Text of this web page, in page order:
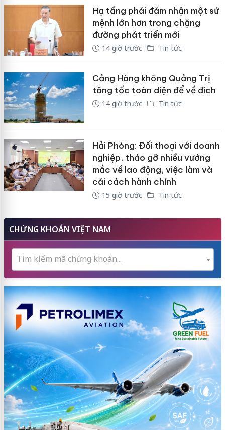
Hạ tầng phải đảm nhận một sứ
mệnh lớn hơn trong chặng
đường phát triển mới
14 giờ trước Tin tức
Cảng Hàng không Quảng Trị
tăng tốc toàn diện để về đích
14 giờ trước Tin tức
Hải Phòng: Đối thoại với doanh
nghiệp, tháo gỡ nhiều vướng
mắc về lao động, việc làm và
cải cách hành chính
15 giờ trước Tin tức
CHỨNG KHOÁN VIỆT NAM
Tìm kiếm mã chứng khoán...